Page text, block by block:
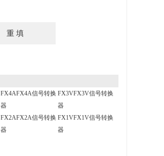
FX4AFX4A信号转换
器
FX3VFX3V信号转换
器
FX2AFX2A信号转换
器
FX1VFX1V信号转换
器